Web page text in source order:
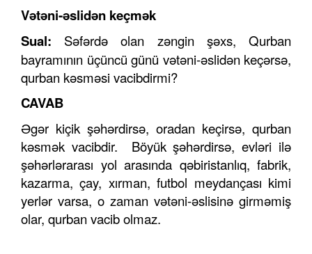
Vətəni-əslidən keçmək
Sual: Səfərdə olan zəngin şəxs, Qurban
bayramının üçüncü günü vətəni-əslidən keçərsə,
qurban kəsməsi vacibdirmi?
CAVAB
Əgər kiçik şəhərdirsə, oradan keçirsə, qurban
kəsmək vacibdir. Böyük şəhərdirsə, evləri ilə
şəhərlərarası yol arasında qəbiristanlıq, fabrik,
kazarma, çay, xırman, futbol meydançası kimi
yerlər varsa, o zaman vətəni-əslisinə girməmiş
olar, qurban vacib olmaz.